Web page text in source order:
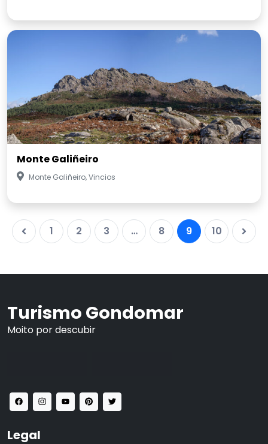
Monte Galiñeiro
Monte Galiñeiro, Vincios
1 2 3 … 8 9 10
Turismo Gondomar
Moito por descubir
Legal